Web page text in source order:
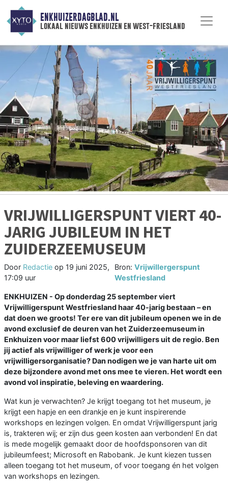
ENKHUIZERDAGBLAD.NL
lokaal nieuws enkhuizen en west-friesland
VRIJWILLIGERSPUNT VIERT 40-
JARIG JUBILEUM IN HET
ZUIDERZEEMUSEUM
Door Redactie op 19 juni 2025,
17:09 uur
Bron: Vrijwillergerspunt
Westfriesland
ENKHUIZEN - Op donderdag 25 september viert
Vrijwilligerspunt Westfriesland haar 40-jarig bestaan – en
dat doen we groots! Ter ere van dit jubileum openen we in de
avond exclusief de deuren van het Zuiderzeemuseum in
Enkhuizen voor maar liefst 600 vrijwilligers uit de regio. Ben
jij actief als vrijwilliger of werk je voor een
vrijwilligersorganisatie? Dan nodigen we je van harte uit om
deze bijzondere avond met ons mee te vieren. Het wordt een
avond vol inspiratie, beleving en waardering.
Wat kun je verwachten? Je krijgt toegang tot het museum, je
krijgt een hapje en een drankje en je kunt inspirerende
workshops en lezingen volgen. En omdat Vrijwilligerspunt jarig
is, trakteren wij; er zijn dus geen kosten aan verbonden! En dat
is mede mogelijk gemaakt door de hoofdsponsoren van dit
jubileumfeest; Microsoft en Rabobank. Je kunt kiezen tussen
alleen toegang tot het museum, of voor toegang én het volgen
van workshops en lezingen.